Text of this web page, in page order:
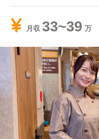
月収 33~39